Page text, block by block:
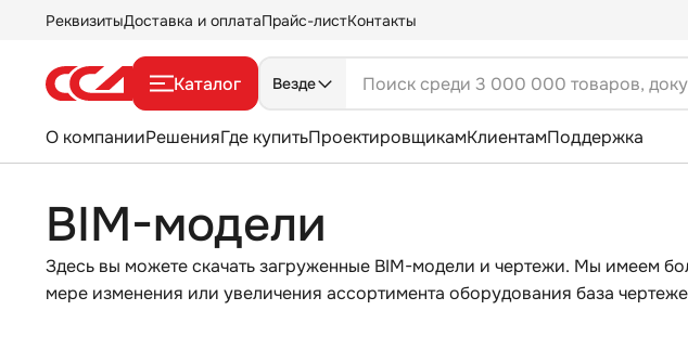
РеквизитыДоставка и оплатаПрайс-листКонтакты
Каталог Везде
О компанииРешенияГде купитьПроектировщикамКлиентамПоддержка
BIM-модели
Здесь вы можете скачать загруженные BIM-модели и чертежи. Мы имеем
мере изменения или увеличения ассортимента оборудования база